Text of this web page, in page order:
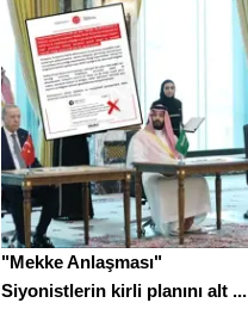
"Mekke Anlaşması"
Siyonistlerin kirli planını alt ...